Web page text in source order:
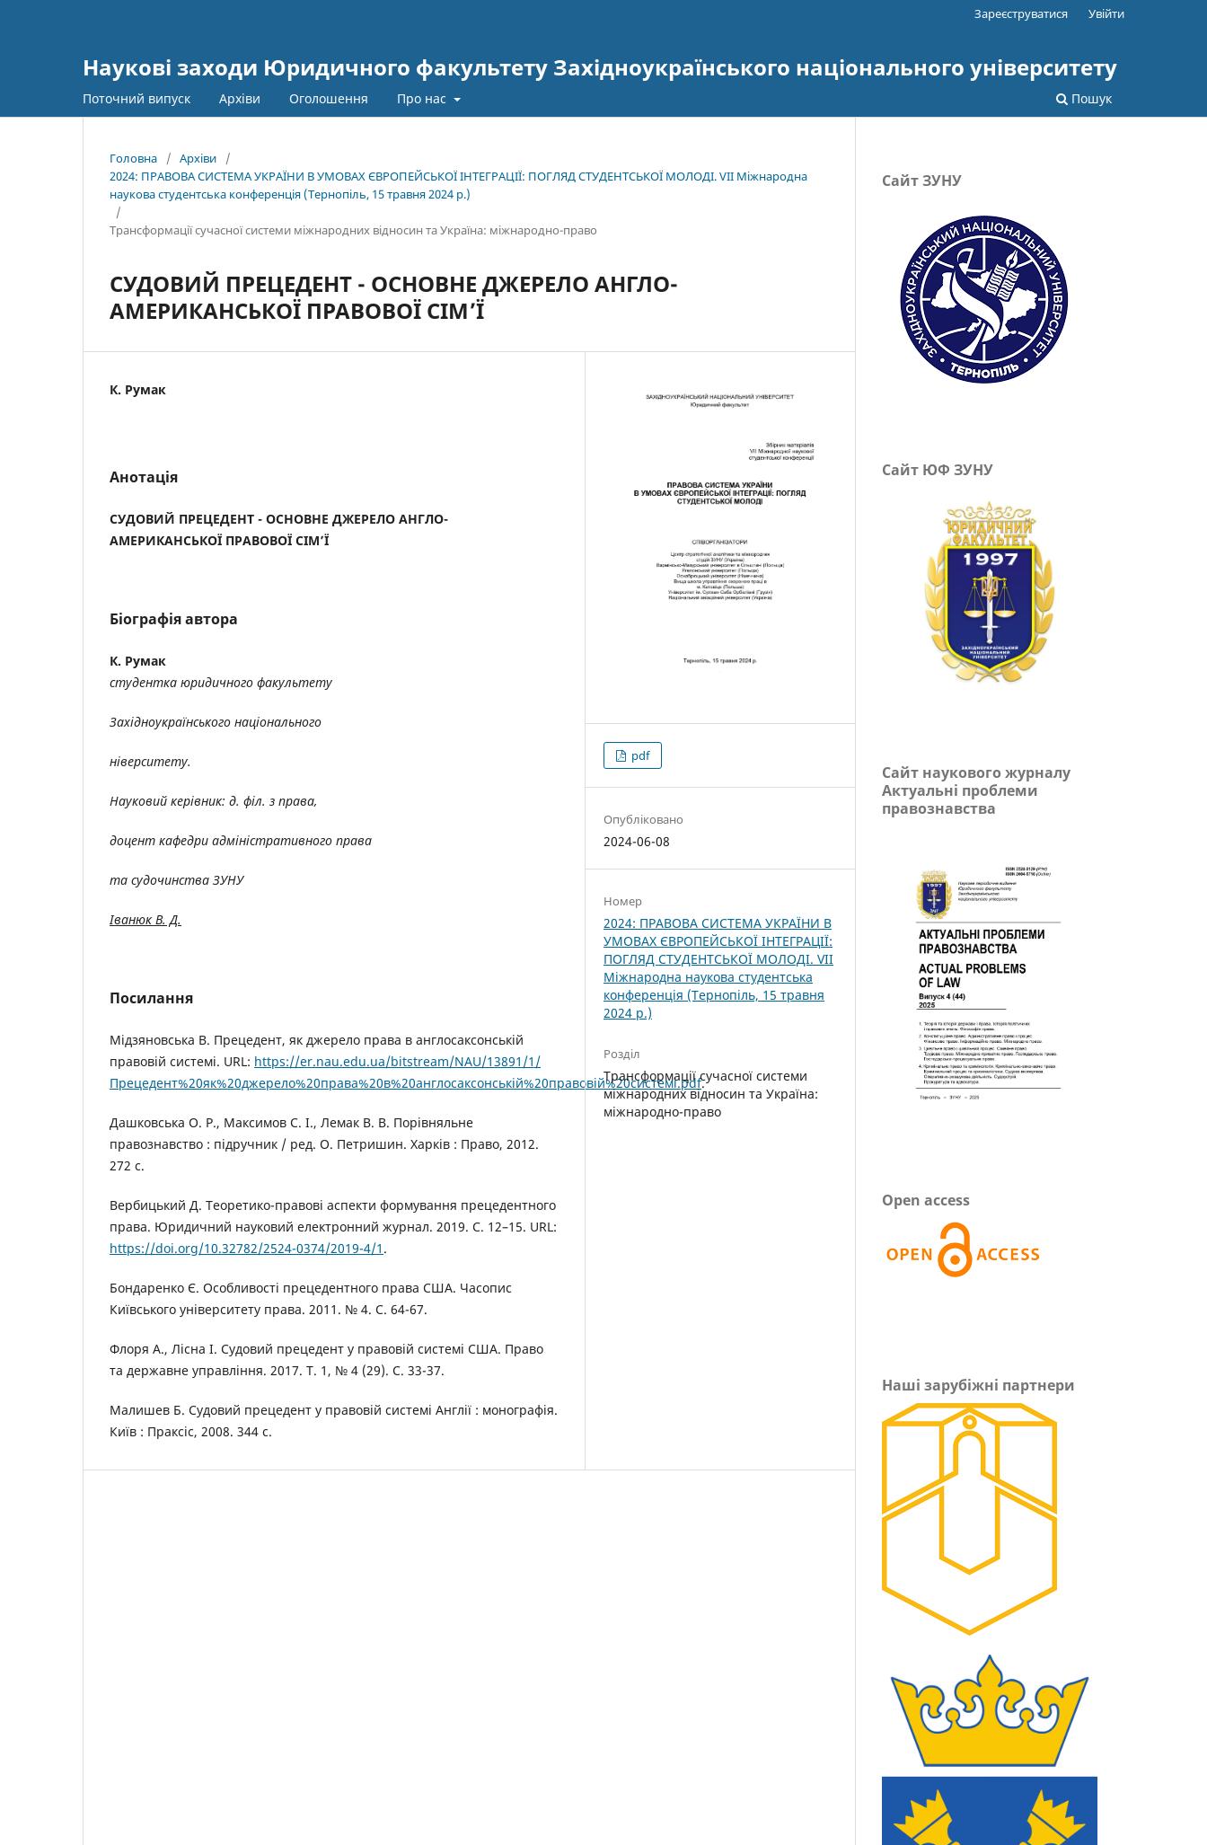
Наукові заходи Юридичного факультету Західноукраїнського національного університету
Поточний випуск Архіви Оголошення Про нас Пошук
Зареєструватися Увійти
Головна / Архіви
/
2024: ПРАВОВА СИСТЕМА УКРАЇНИ В УМОВАХ ЄВРОПЕЙСЬКОЇ ІНТЕГРАЦІЇ: ПОГЛЯД СТУДЕНТСЬКОЇ МОЛОДІ. VІІ Міжнародна
наукова студентська конференція (Тернопіль, 15 травня 2024 р.)
/
Трансформації сучасної системи міжнародних відносин та Україна: міжнародно-право
СУДОВИЙ ПРЕЦЕДЕНТ - ОСНОВНЕ ДЖЕРЕЛО АНГЛО-
АМЕРИКАНСЬКОЇ ПРАВОВОЇ СІМ’Ї
К. Румак
Анотація
СУДОВИЙ ПРЕЦЕДЕНТ - ОСНОВНЕ ДЖЕРЕЛО АНГЛО-
АМЕРИКАНСЬКОЇ ПРАВОВОЇ СІМ’Ї
Біографія автора
К. Румак
студентка юридичного факультету
Західноукраїнського національного
ніверситету.
Науковий керівник: д. філ. з права,
доцент кафедри адміністративного права
та судочинства ЗУНУ
Іванюк В. Д.
Посилання
Мідзяновська В. Прецедент, як джерело права в англосаксонській
правовій системі. URL: https://er.nau.edu.ua/bitstream/NAU/13891/1/
Прецедент%20як%20джерело%20права%20в%20англосаксонській%20правовій%20системі.pdf.
Дашковська О. Р., Максимов С. І., Лемак В. В. Порівняльне
правознавство : підручник / ред. О. Петришин. Харків : Право, 2012.
272 с.
Вербицький Д. Теоретико-правові аспекти формування прецедентного
права. Юридичний науковий електронний журнал. 2019. С. 12–15. URL:
https://doi.org/10.32782/2524-0374/2019-4/1 .
Бондаренко Є. Особливості прецедентного права США. Часопис
Київського університету права. 2011. № 4. С. 64-67.
Флоря А., Лісна І. Судовий прецедент у правовій системі США. Право
та державне управління. 2017. Т. 1, № 4 (29). С. 33-37.
Малишев Б. Судовий прецедент у правовій системі Англії : монографія.
Київ : Праксіс, 2008. 344 с.
pdf
Опубліковано
2024-06-08
Номер
2024: ПРАВОВА СИСТЕМА УКРАЇНИ В
УМОВАХ ЄВРОПЕЙСЬКОЇ ІНТЕГРАЦІЇ:
ПОГЛЯД СТУДЕНТСЬКОЇ МОЛОДІ. VІІ
Міжнародна наукова студентська
конференція (Тернопіль, 15 травня
2024 р.)
Розділ
Трансформації сучасної системи
міжнародних відносин та Україна:
міжнародно-право
Сайт ЗУНУ
Сайт ЮФ ЗУНУ
Сайт наукового журналу
Актуальні проблеми
правознавства
Open access
Наші зарубіжні партнери